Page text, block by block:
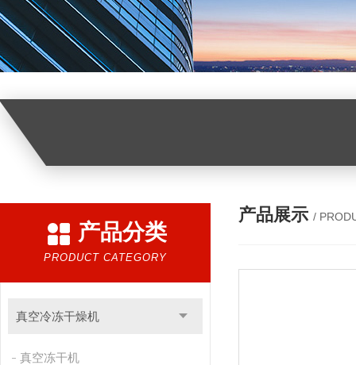
产品分类
PRODUCT CATEGORY
真空冷冻干燥机
真空冻干机
产品展示 /